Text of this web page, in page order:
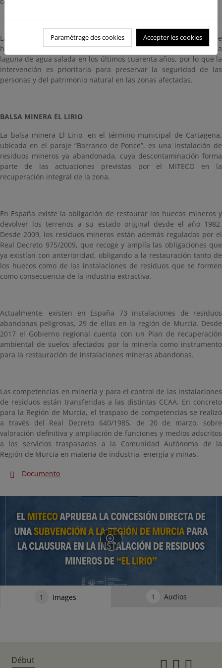
La escorrentía de metales pesados de las actividades mineras se
ha identificado como una de las causas de la degradación de la
laguna de agua salada en los últimos cuarenta años, por lo que la
intervención es prioritaria para preservar la seguridad de las
personas y del patrimonio natural en las zonas afectadas.
BALSA MINERA EL LIRIO
La balsa minera El Lirio, en el término municipal de Cartagena,
ubicada en el paraje “Barranco de Ponce”, es una instalación de
residuos mineros ya abandonada, cuya descontaminación forma
parte de las actuaciones previstas por el MITECO en la
recuperación integral de la zona.
En España existe la obligación de restaurar los huecos mineros y
devolver los terrenos a su estado original desde el año 1982.
Desde 2009, los residuos mineros están además regulados por el
Real Decreto 975/2009, que recoge y amplía las obligaciones que
ya existían con anterioridad, obligando a la restauración tanto de
los huecos como de las instalaciones de residuos que se formen
como consecuencia de la industria extractiva.
Actualmente, existen en España 73 instalaciones de residuos
abandonas peligrosas, 29 de ellas en la región de Murcia. Desde
2017 el Gobierno regional cuenta con un Plan de recuperación
ambiental de suelos afectados por la minería como instrumento
para la restauración de instalaciones mineras abandonas.
Las competencias en minería y para el control de las instalaciones
de residuos están transferidas a las distintas CCAA. En concreto
para la Región de Murcia, el traspaso de competencias se realizó
a través del Real Decreto 640/1985, de 20 de marzo, sobre
valoración definitiva y ampliación de funciones y medios adscritos
a los servicios traspasados a la Comunidad Autónoma de la
Región de Murcia en materia de industria, energía y minas.
Documento
1 Images 1 Audios
Paramétrage des cookies Accepter les cookies
Début